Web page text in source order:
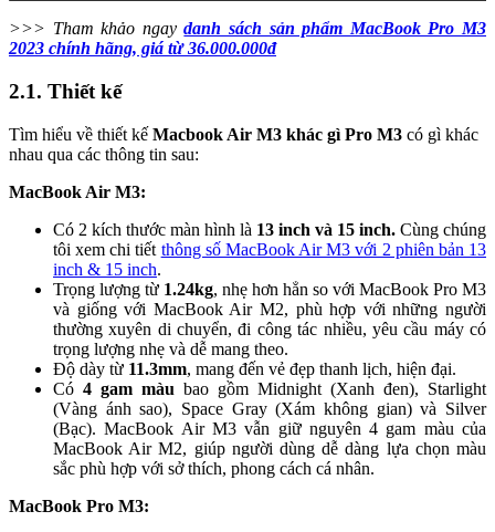
>>> Tham khảo ngaydanh sách sản phẩm MacBook Pro M3
2023 chính hãng, giá từ 36.000.000đ
2.1. Thiết kế
Tìm hiểu về thiết kế Macbook Air M3 khác gì Pro M3 có gì khác
nhau qua các thông tin sau:
MacBook Air M3:
Có 2 kích thước màn hình là 13 inch và 15 inch. Cùng chúng
tôi xem chi tiết thông số MacBook Air M3 với 2 phiên bản 13
inch & 15 inch.
Trọng lượng từ 1.24kg, nhẹ hơn hẳn so với MacBook Pro M3
và giống với MacBook Air M2, phù hợp với những người
thường xuyên di chuyển, đi công tác nhiều, yêu cầu máy có
trọng lượng nhẹ và dễ mang theo.
Độ dày từ 11.3mm, mang đến vẻ đẹp thanh lịch, hiện đại.
Có 4 gam màu bao gồm Midnight (Xanh đen), Starlight
(Vàng ánh sao), Space Gray (Xám không gian) và Silver
(Bạc). MacBook Air M3 vẫn giữ nguyên 4 gam màu của
MacBook Air M2, giúp người dùng dễ dàng lựa chọn màu
sắc phù hợp với sở thích, phong cách cá nhân.
MacBook Pro M3: